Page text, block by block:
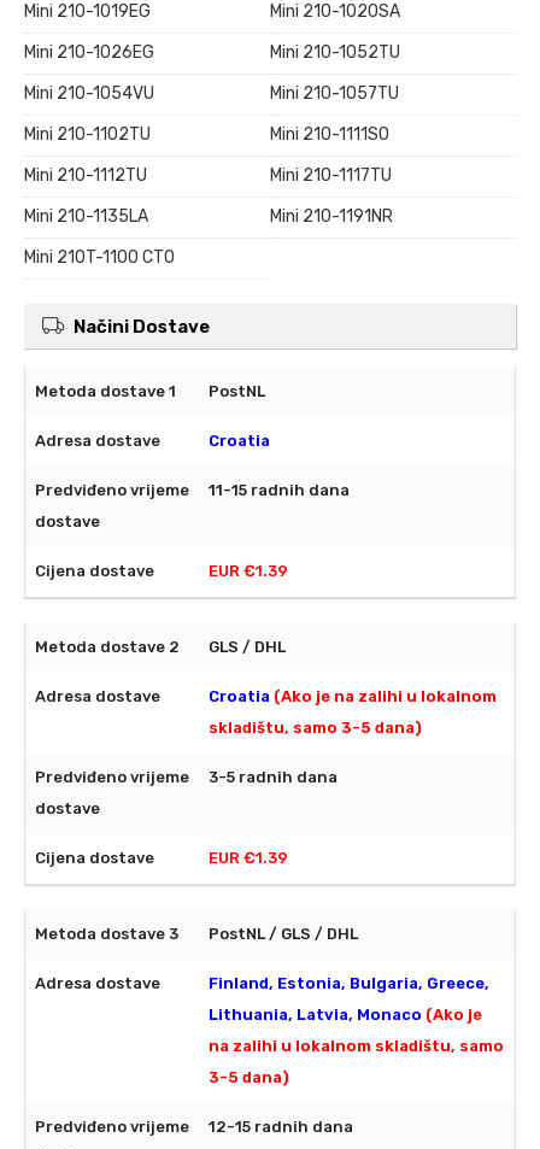
Mini 210-1019EG
Mini 210-1020SA
Mini 210-1026EG
Mini 210-1052TU
Mini 210-1054VU
Mini 210-1057TU
Mini 210-1102TU
Mini 210-1111SO
Mini 210-1112TU
Mini 210-1117TU
Mini 210-1135LA
Mini 210-1191NR
Mini 210T-1100 CTO
Načini Dostave
PostNL
Croatia
11-15 radnih dana
EUR €1.39
GLS / DHL
Croatia (Ako je na zalihi u lokalnom
skladištu, samo 3-5 dana)
3-5 radnih dana
EUR €1.39
PostNL / GLS / DHL
Finland, Estonia, Bulgaria, Greece,
Lithuania, Latvia, Monaco (Ako je
na zalihi u lokalnom skladištu, samo
3-5 dana)
12-15 radnih dana